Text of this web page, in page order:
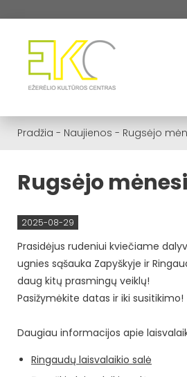
Pradžia - Naujienos - Rugsėjo
Rugsėjo
2025-08-29
Prasidėjus rudeniui kviečiame
ugnies sąšauka Zapyškyje ir
daug kitų prasmingų veiklų!
Pasižymėkite datas ir iki susitikimo!
Daugiau informacijos apie
Ringaudų laisvalaikio salė